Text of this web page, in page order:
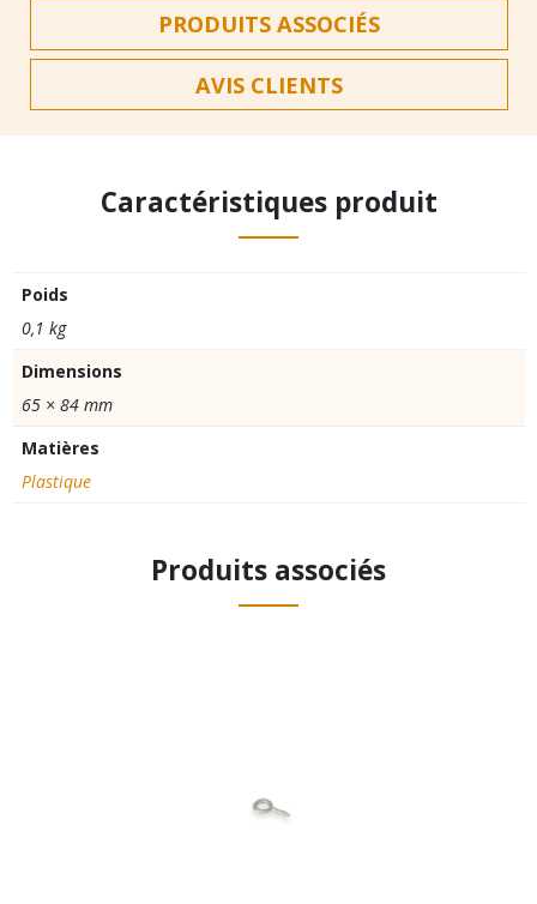
PRODUITS ASSOCIÉS
AVIS CLIENTS
Caractéristiques produit
Poids
0,1 kg
Dimensions
65 × 84 mm
Matières
Plastique
Produits associés